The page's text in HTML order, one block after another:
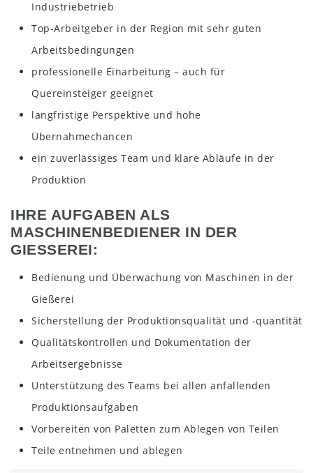
Industriebetrieb
Top-Arbeitgeber in der Region mit sehr guten
Arbeitsbedingungen
professionelle Einarbeitung – auch für
Quereinsteiger geeignet
langfristige Perspektive und hohe
Übernahmechancen
ein zuverlässiges Team und klare Abläufe in der
Produktion
IHRE AUFGABEN ALS
MASCHINENBEDIENER IN DER
GIESSEREI:
Bedienung und Überwachung von Maschinen in der
Gießerei
Sicherstellung der Produktionsqualität und -quantität
Qualitätskontrollen und Dokumentation der
Arbeitsergebnisse
Unterstützung des Teams bei allen anfallenden
Produktionsaufgaben
Vorbereiten von Paletten zum Ablegen von Teilen
Teile entnehmen und ablegen